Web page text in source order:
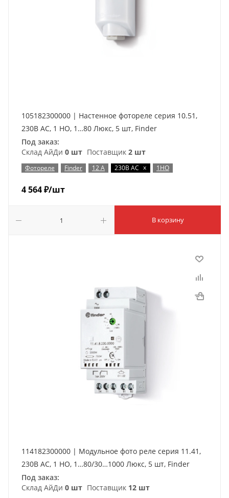
105182300000 | Настенное фотореле серия 10.51,
230В AC, 1 НО, 1…80 Люкс, 5 шт, Finder
Под заказ:
Склад АйДи 0 шт Поставщик 2 шт
Фотореле Finder 12 А 230В AC x 1НО
4 564₽/шт
В корзину
114182300000 | Модульное фото реле серия 11.41,
230В AC, 1 НО, 1…80/30…1000 Люкс, 5 шт, Finder
Под заказ:
Склад АйДи 0 шт Поставщик 12 шт